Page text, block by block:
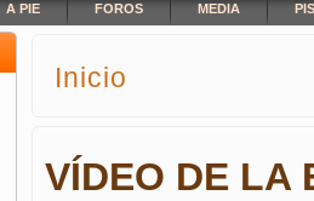
A PIE FOROS MEDIA
SE ENCUENTRA USTED
Inicio
VÍDEO DE LA